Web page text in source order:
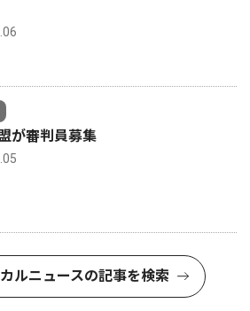
が審判員募集
ルニュースの記事を検索